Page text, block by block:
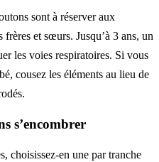
sont à réserver aux
frères et sœurs. Jusqu’à 3 ans, un
les voies respiratoires. Si vous
cousez les éléments au lieu de
s’encombrer
choisissez-en une par tranche